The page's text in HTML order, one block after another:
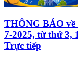
THÔNG BÁO
7-2025, từ thứ 3,
Trực tiếp